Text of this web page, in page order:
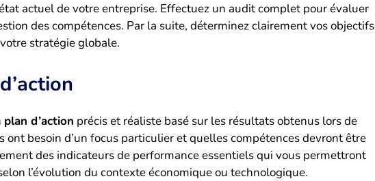
actuel de votre entreprise. Effectuez un audit complet pour évaluer
des compétences. Par la suite, déterminez clairement vos objectifs
stratégie globale.
plan d’action précis et réaliste basé sur les résultats obtenus lors de
besoin d’un focus particulier et quelles compétences devront être
des indicateurs de performance essentiels qui vous permettront
l’évolution du contexte économique ou technologique.